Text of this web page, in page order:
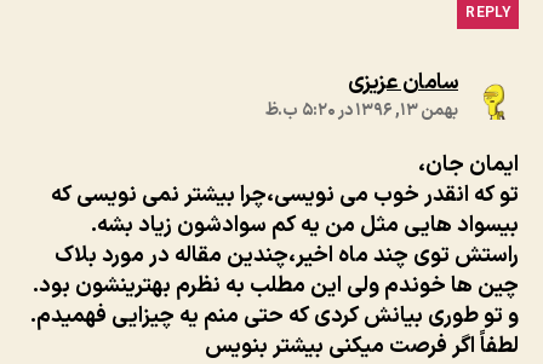
REPLY
سامان عزیزی
بهمن ۱۳, ۱۳۹۶ در ۵:۲۰ ب.ظ
ایمان جان،
تو که انقدر خوب می نویسی،چرا بیشتر نمی نویسی که
بیسواد هایی مثل من یه کم سوادشون زیاد بشه.
راستش توی چند ماه اخیر،چندین مقاله در مورد بلاک
چین ها خوندم ولی این مطلب به نظرم بهترینشون بود.
و تو طوری بیانش کردی که حتی منم یه چیزایی فهمیدم.
لطفاً اگر فرصت میکنی بیشتر بنویس